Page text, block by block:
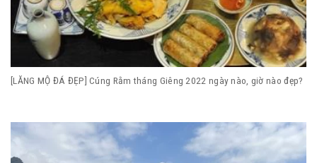
[LĂNG MỘ ĐÁ ĐẸP] Cúng Rằm tháng Giêng 2022 ngày nào, giờ nào đẹp?